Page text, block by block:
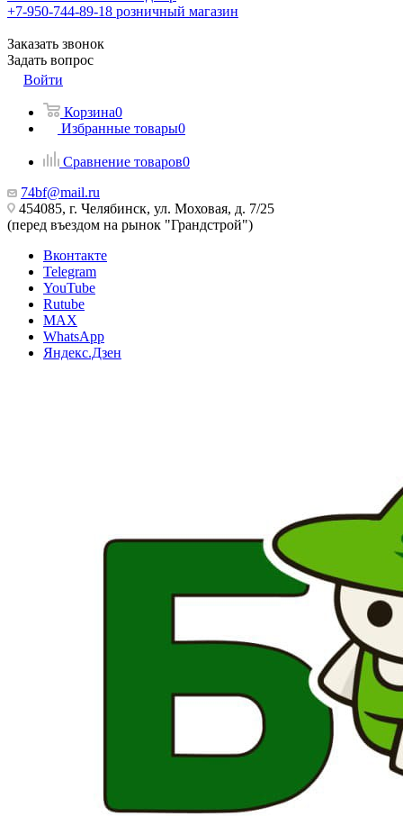
+7-950-744-89-18 розничный магазин
Заказать звонок
Задать вопрос
Войти
Корзина0
Избранные товары0
Сравнение товаров0
74bf@mail.ru
454085, г. Челябинск, ул. Моховая, д. 7/25
(перед въездом на рынок "Грандстрой")
Вконтакте
Telegram
YouTube
Rutube
MAX
WhatsApp
Яндекс.Дзен